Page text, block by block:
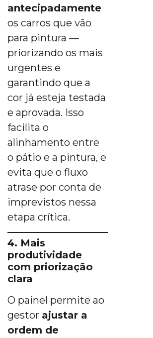
antecipadamente
os carros que vão
para pintura —
priorizando os mais
urgentes e
garantindo que a
cor já esteja testada
e aprovada. Isso
facilita o
alinhamento entre
o pátio e a pintura, e
evita que o fluxo
atrase por conta de
imprevistos nessa
etapa crítica.
4. Mais
produtividade
com priorização
clara
O painel permite ao
gestor ajustar a
ordem de